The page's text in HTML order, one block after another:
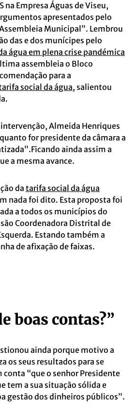
na Empresa Águas de Viseu,
apresentados pelo
Municipal”. Lembrou
das e dos munícipes pelo
água em plena crise pandémica
assembleia o Bloco
para a
social da água, salientou
Almeida Henriques
for presidente da câmara a
ainda assim a
a mesma avance.
da tarifa social da água
nada foi dito. Esta proposta foi
a todos os municípios do
Coordenadora Distrital de
Estando também a
de afixação de faixas.
boas contas?”
ainda porque motivo a
os seus resultados para se
“que o senhor Presidente
tem a sua situação sólida e
gestão dos dinheiros públicos”.